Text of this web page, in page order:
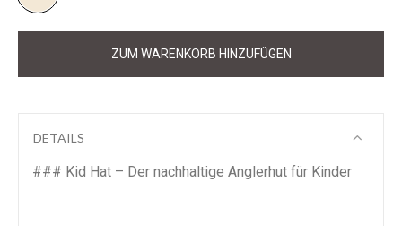
ZUM WARENKORB HINZUFÜGEN
DETAILS
### Kid Hat – Der nachhaltige Anglerhut für Kinder